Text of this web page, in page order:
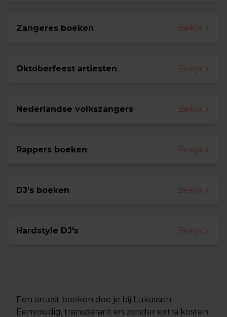
Zangeres boeken Bekijk
Oktoberfeest artiesten Bekijk
Nederlandse volkszangers Bekijk
Rappers boeken Bekijk
DJ's boeken Bekijk
Hardstyle DJ's Bekijk
Een artiest boeken doe je bij Lukassen.
Eenvoudig, transparant en zonder extra kosten.